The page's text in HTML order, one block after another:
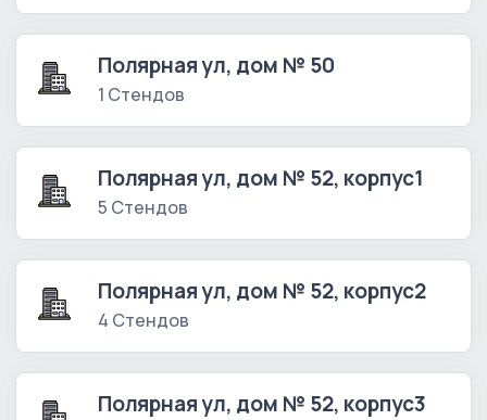
Полярная ул, дом № 50
1 Стендов
Полярная ул, дом № 52, корпус1
5 Стендов
Полярная ул, дом № 52, корпус2
4 Стендов
Полярная ул, дом № 52, корпус3